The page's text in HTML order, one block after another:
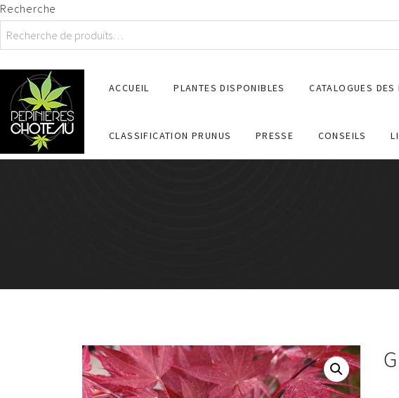
Recherche
ACCUEIL PLANTES DISPONIBLES CATALOGUES DES
CLASSIFICATION PRUNUS PRESSE CONSEILS